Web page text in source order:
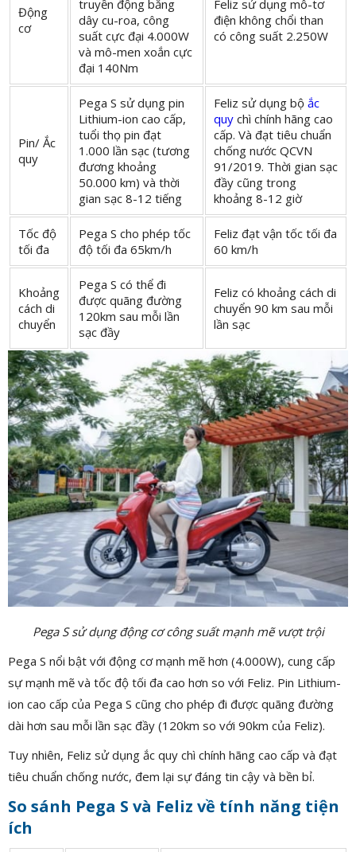
Động
cơ
truyền động bằng
dây cu-roa, công
suất cực đại 4.000W
và mô-men xoắn cực
đại 140Nm
Feliz sử dụng mô-tơ
điện không chổi than
có công suất 2.250W
Pin/ Ắc
quy
Pega S sử dụng pin
Lithium-ion cao cấp,
tuổi thọ pin đạt
1.000 lần sạc (tương
đương khoảng
50.000 km) và thời
gian sạc 8-12 tiếng
Feliz sử dụng bộ ắc
quy chì chính hãng cao
cấp. Và đạt tiêu chuẩn
chống nước QCVN
91/2019. Thời gian sạc
đầy cũng trong
khoảng 8-12 giờ
Tốc độ
tối đa
Pega S cho phép tốc
độ tối đa 65km/h
Feliz đạt vận tốc tối đa
60 km/h
Khoảng
cách di
chuyển
Pega S có thể đi
được quãng đường
120km sau mỗi lần
sạc đầy
Feliz có khoảng cách di
chuyển 90 km sau mỗi
lần sạc
Pega S sử dụng động cơ công suất mạnh mẽ vượt trội
Pega S nổi bật với động cơ mạnh mẽ hơn (4.000W), cung cấp
sự mạnh mẽ và tốc độ tối đa cao hơn so với Feliz. Pin Lithium-
ion cao cấp của Pega S cũng cho phép đi được quãng đường
dài hơn sau mỗi lần sạc đầy (120km so với 90km của Feliz).
Tuy nhiên, Feliz sử dụng ắc quy chì chính hãng cao cấp và đạt
tiêu chuẩn chống nước, đem lại sự đáng tin cậy và bền bỉ.
So sánh Pega S và Feliz về tính năng tiện
ích